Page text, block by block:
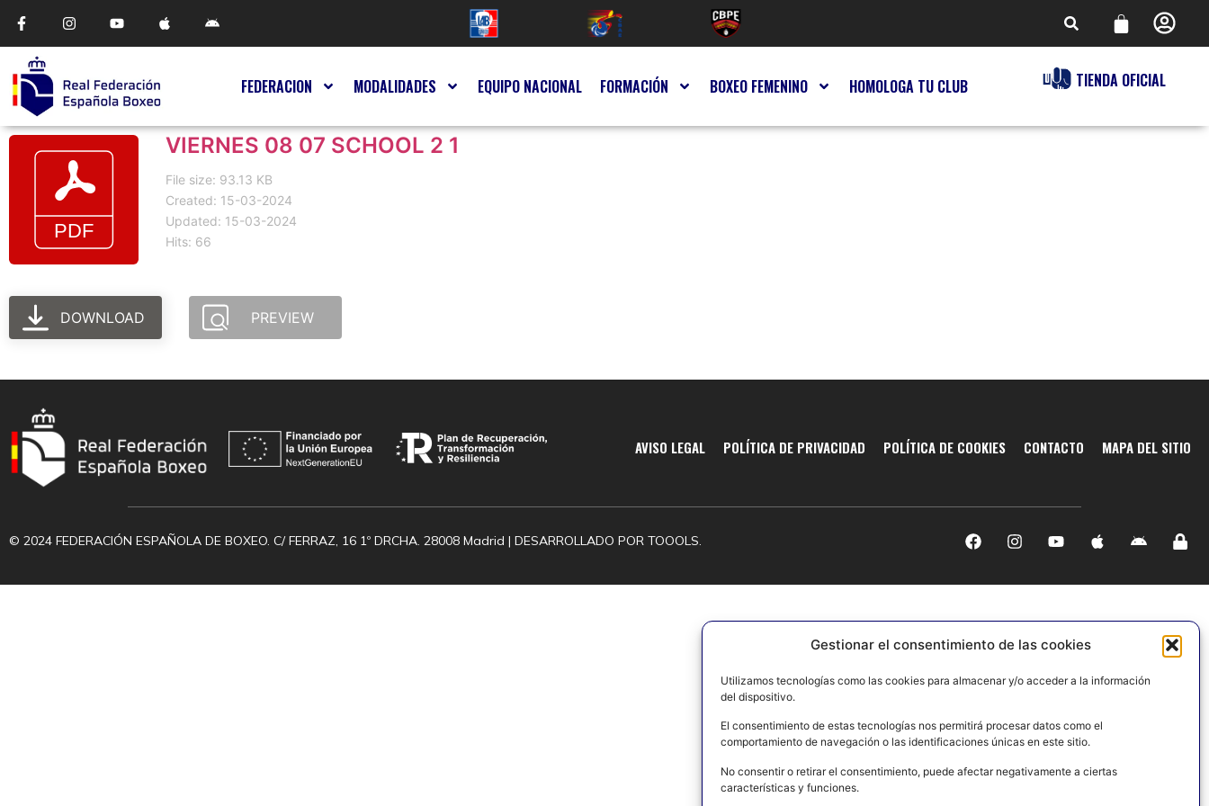
Gestionar el consentimiento de las cookies
Utilizamos tecnologías como las cookies para almacenar y/o acceder a la información
del dispositivo.
El consentimiento de estas tecnologías nos permitirá procesar datos como el
comportamiento de navegación o las identificaciones únicas en este sitio.
No consentir o retirar el consentimiento, puede afectar negativamente a ciertas
características y funciones.
FEDERACION MODALIDADES EQUIPO NACIONAL FORMACIÓN BOXEO FEMENINO HOMOLOGA TU CLUB TIENDA OFICIAL
VIERNES 08 07 SCHOOL 2 1
File size: 93.13 KB
Created: 15-03-2024
Updated: 15-03-2024
Hits: 66
DOWNLOAD PREVIEW
AVISO LEGAL POLÍTICA DE PRIVACIDAD POLÍTICA DE COOKIES CONTACTO MAPA DEL SITIO
© 2024 FEDERACIÓN ESPAÑOLA DE BOXEO. C/ FERRAZ, 16 1º DRCHA. 28008 Madrid | DESARROLLADO POR TOOOLS.